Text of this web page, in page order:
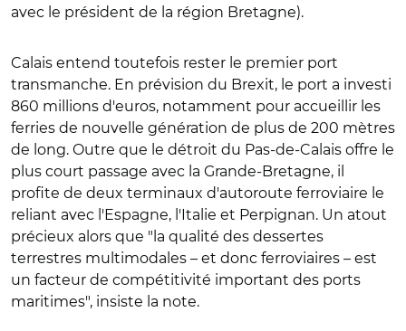
avec le président de la région Bretagne).
Calais entend toutefois rester le premier port
transmanche. En prévision du Brexit, le port a investi
860 millions d'euros, notamment pour accueillir les
ferries de nouvelle génération de plus de 200 mètres
de long. Outre que le détroit du Pas-de-Calais offre le
plus court passage avec la Grande-Bretagne, il
profite de deux terminaux d'autoroute ferroviaire le
reliant avec l'Espagne, l'Italie et Perpignan. Un atout
précieux alors que "la qualité des dessertes
terrestres multimodales – et donc ferroviaires – est
un facteur de compétitivité important des ports
maritimes", insiste la note.